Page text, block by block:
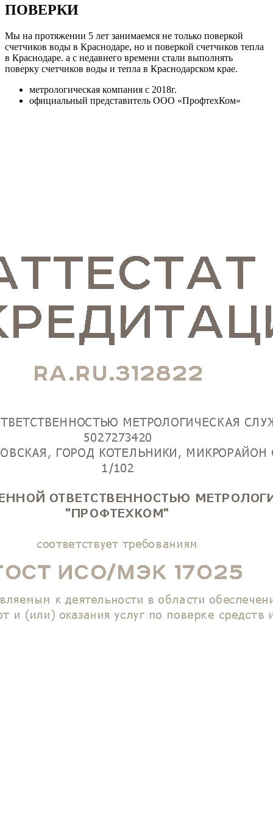
ПОВЕРКИ
Мы на протяжении 5 лет занимаемся не только поверкой
счетчиков воды в Краснодаре, но и поверкой счетчиков тепла
в Краснодаре. а с недавнего времени стали выполнять
поверку счетчиков воды и тепла в Краснодарском крае.
метрологическая компания c 2018г.
официальный представитель ООО «ПрофтехКом»